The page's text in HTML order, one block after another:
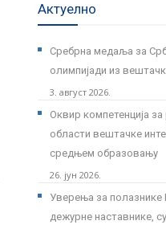
Актуелно
Сребрна медаља за
олимпијади из
3. август 2026.
Оквир компетенција
области вештачке
средњем образовању
26. јун 2026.
Уверења за полазнике
дежурне наставнике,